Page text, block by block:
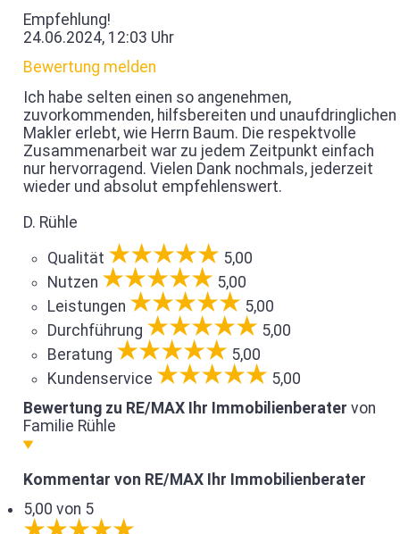
Empfehlung!
24.06.2024, 12:03 Uhr
Bewertung melden
Ich habe selten einen so angenehmen,
zuvorkommenden, hilfsbereiten und unaufdringlichen
Makler erlebt, wie Herrn Baum. Die respektvolle
Zusammenarbeit war zu jedem Zeitpunkt einfach
nur hervorragend. Vielen Dank nochmals, jederzeit
wieder und absolut empfehlenswert.
D. Rühle
Qualität
5,00
Nutzen
5,00
Leistungen
5,00
Durchführung
5,00
Beratung
5,00
Kundenservice
5,00
Bewertung zu RE/MAX Ihr Immobilienberater von
Familie Rühle
Kommentar von RE/MAX Ihr Immobilienberater
5,00 von 5